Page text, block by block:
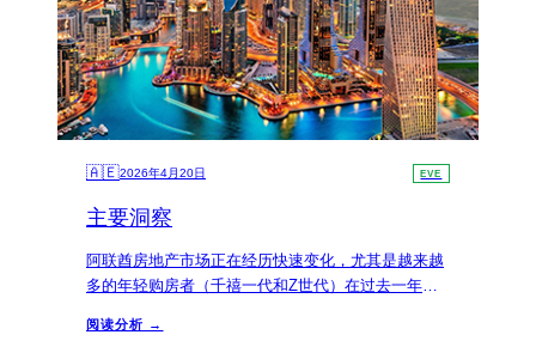
🇦🇪2026年4月20日 EVE
主要洞察
阿联酋房地产市场正在经历快速变化，尤其是越来越
多的年轻购房者（千禧一代和Z世代）在过去一年中
术先进、可持续发展的居住空间，重视生活品质和社
阅读分析 →